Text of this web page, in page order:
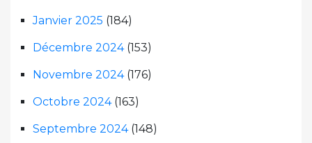
Janvier 2025 (184)
Décembre 2024(153)
Novembre 2024(176)
Octobre 2024(163)
Septembre 2024(148)